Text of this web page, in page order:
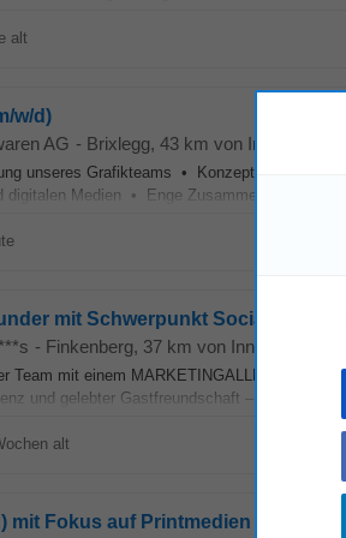
alt
w/d)
AG - Brixlegg, 43 km von Innsbruck
unseres Grafikteams • Konzeption und
digitalen Medien • Enge Zusammenarbeit mit
mit Schwerpunkt Social Media
- Finkenberg, 37 km von Innsbruck
Team mit einem MARKETINGALLROUNDER
und gelebter Gastfreundschaft – sucht eine
alt
mit Fokus auf Printmedien & KI-